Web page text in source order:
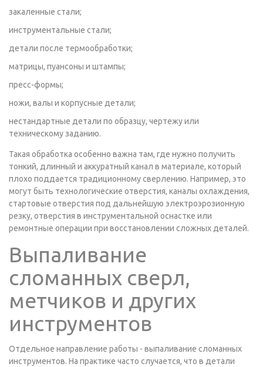
закаленные стали;
инструментальные стали;
детали после термообработки;
матрицы, пуансоны и штампы;
пресс-формы;
ножи, валы и корпусные детали;
нестандартные детали по образцу, чертежу или
техническому заданию.
Такая обработка особенно важна там, где нужно получить
тонкий, длинный и аккуратный канал в материале, который
плохо поддается традиционному сверлению. Например, это
могут быть технологические отверстия, каналы охлаждения,
стартовые отверстия под дальнейшую электроэрозионную
резку, отверстия в инструментальной оснастке или
ремонтные операции при восстановлении сложных деталей.
Выпаливание
сломанных сверл,
метчиков и других
инструментов
Отдельное направление работы - выпаливание сломанных
инструментов. На практике часто случается, что в детали